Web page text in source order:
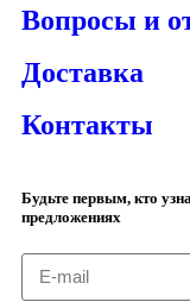
Вопросы и
Доставка
Контакты
Будьте первым, кто
предложениях